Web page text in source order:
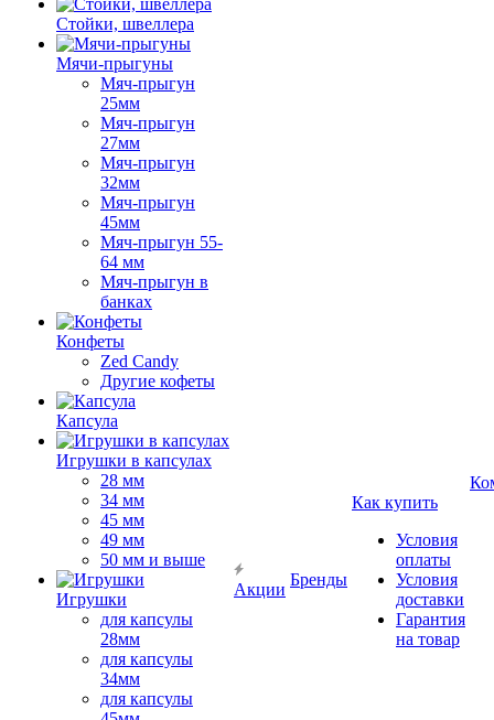
Стойки, швеллера
Мячи-прыгуны
Мяч-прыгун
25мм
Мяч-прыгун
27мм
Мяч-прыгун
32мм
Мяч-прыгун
45мм
Мяч-прыгун 55-
64 мм
Мяч-прыгун в
банках
Конфеты
Zed Candy
Другие кофеты
Капсула
Игрушки в капсулах
28 мм
34 мм
45 мм
49 мм
50 мм и выше
Игрушки
для капсулы
28мм
для капсулы
34мм
для капсулы
Акции
Бренды
Как купить
Условия
оплаты
Условия
доставки
Гарантия
на товар